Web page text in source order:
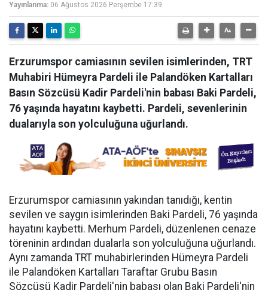
Yayınlanma: 06 Ağustos 2026 Perşembe 17:39
Erzurumspor camiasının sevilen isimlerinden, TRT
Muhabiri Hümeyra Pardeli ile Palandöken Kartalları
Basın Sözcüsü Kadir Pardeli'nin babası Baki Pardeli,
76 yaşında hayatını kaybetti. Pardeli, sevenlerinin
dualarıyla son yolculuğuna uğurlandı.
Erzurumspor camiasının yakından tanıdığı, kentin
sevilen ve saygın isimlerinden Baki Pardeli, 76 yaşında
hayatını kaybetti. Merhum Pardeli, düzenlenen cenaze
töreninin ardından dualarla son yolculuğuna uğurlandı.
Aynı zamanda TRT muhabirlerinden Hümeyra Pardeli
ile Palandöken Kartalları Taraftar Grubu Basın
Sözcüsü Kadir Pardeli'nin babası olan Baki Pardeli'nin